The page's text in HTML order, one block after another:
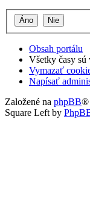
Obsah portálu
Všetky časy sú
Vymazať
Napísať
Založené na phpBB®
Square Left by